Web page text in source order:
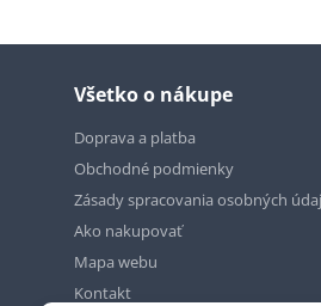
Všetko o nákupe
Doprava a platba
Obchodné podmienky
Zásady spracovania osobných
Ako nakupovať
Mapa webu
Kontakt